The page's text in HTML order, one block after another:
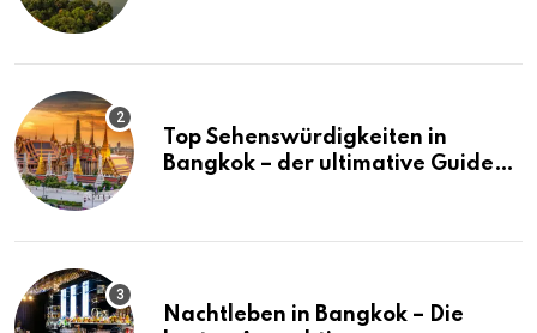
Top Sehenswürdigkeiten in
Bangkok – der ultimative Guide
Nachtleben in Bangkok – Die